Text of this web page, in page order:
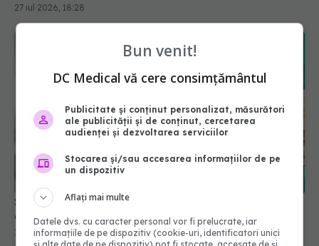
27 iul 2026, 18:28
Spitalele și serviciile de ambulanță pot începe
angajările. Guvernul a dat undă verde
28 iul 2026, 20:50
Bun venit!
DC Medical vă cere consimțământul
Publicitate și conținut personalizat, măsurători
ale publicității și de conținut, cercetarea
audienței și dezvoltarea serviciilor
Stocarea și/sau accesarea informațiilor de pe
un dispozitiv
Aflați mai multe
Datele dvs. cu caracter personal vor fi prelucrate, iar
informațiile de pe dispozitiv (cookie-uri, identificatori unici